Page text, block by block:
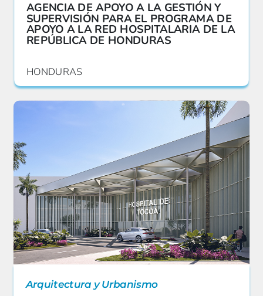
AGENCIA DE APOYO A LA GESTIÓN Y
SUPERVISIÓN PARA EL PROGRAMA DE
APOYO A LA RED HOSPITALARIA DE LA
REPÚBLICA DE HONDURAS
HONDURAS
Arquitectura y Urbanismo